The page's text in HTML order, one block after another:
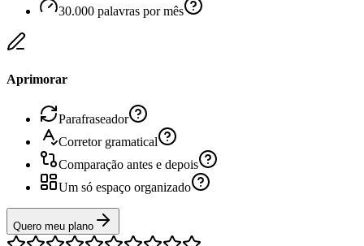
30.000 palavras por mês
Aprimorar
Parafraseador
Corretor gramatical
Comparação antes e depois
Um só espaço organizado
Quero meu plano